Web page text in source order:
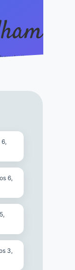
6,
6,
3,
https://